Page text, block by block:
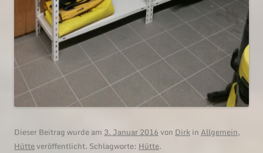
Dieser Beitrag wurde am 3. Januar 2016von DirkinAllgemein,
Hütteveröffentlicht. Schlagworte: Hütte.